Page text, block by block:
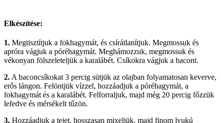
Elkészítése:
1. Megtisztítjuk a fokhagymát, és csírátlanítjuk. Megmossuk és
apróra vágjuk a póréhagymát. Meghámozzuk, megmossuk és
vékonyan fölszeleteljük a karalábét. Csíkokra vágjuk a bacont.
2. A baconcsíkokat 3 percig sütjük az olajban folyamatosan keverve,
erős lángon. Felöntjük vízzel, hozzáadjuk a póréhagymát, a
fokhagymát és a karalábét. Felforraljuk, majd még 20 percig főzzük
lefedve és mérsékelt tűzön.
3. Hozzáadjuk a tejet, hosszasan mixeljük, majd finom lyukú